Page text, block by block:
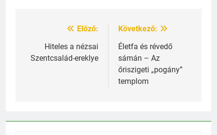
Bejegyzés
navigáció
Előző:
Hiteles a nézsai
Szentcsalád-ereklye
Következő:
Életfa és révedő
sámán – Az
őriszigeti „pogány”
templom